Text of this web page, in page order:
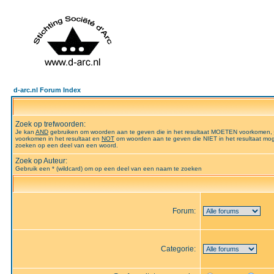
d-arc.nl Forum Index
Zoek op trefwoorden:
Je kan AND gebruiken om woorden aan te geven die in het resultaat MOETEN voorkomen,
voorkomen in het resultaat en NOT om woorden aan te geven die NIET in het resultaat
zoeken op een deel van een woord.
Zoek op Auteur:
Gebruik een * (wildcard) om op een deel van een naam te zoeken
Forum:
Categorie: